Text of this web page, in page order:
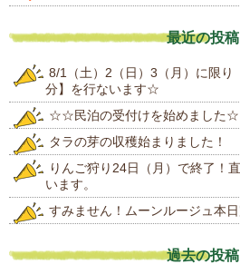
最近の投稿
8/1（土）2（日）3（月）に限り
分】を行ないます☆
☆☆民泊の受付けを始めました
タラの芽の収穫始まりました！
りんご狩り24日（月）で終了！
います。
すみません！ムーンルージュ本日
過去の投稿